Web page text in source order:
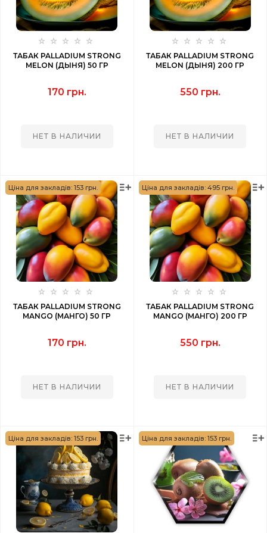
ТАБАК PALLADIUM STRONG
MELON (ДЫНЯ) 50 ГР
170 грн.
НЕТ В НАЛИЧИИ
ТАБАК PALLADIUM STRONG
MELON (ДЫНЯ) 200 ГР
550 грн.
НЕТ В НАЛИЧИИ
Ціна для закладів: 153 грн.
ТАБАК PALLADIUM STRONG
MANGO (МАНГО) 50 ГР
170 грн.
НЕТ В НАЛИЧИИ
Ціна для закладів: 495 грн.
ТАБАК PALLADIUM STRONG
MANGO (МАНГО) 200 ГР
550 грн.
НЕТ В НАЛИЧИИ
Ціна для закладів: 153 грн. Ціна для закладів: 153 грн.